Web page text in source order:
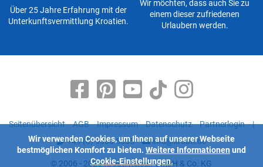
Über 25 Jahre Erfahrung mit der
Unterkunftsvermittlung Kroatien.
Wir möchten, dass auch Sie zu
einem dieser zufriedenen
Urlaubern werden.
Seitenübersicht AGB Impressum Datenschutz Partnerlogin
|
+49 (0) 9363 5335
info@kroati.de
© 2006 - 2026 Kroati-Reisen GmbH & Co. KG
Wir verwenden Cookies, um Ihnen auf unserer Webseite
bestmöglichen Komfort zu bieten. Weitere Informationen und
Cookie-Einstellungen.